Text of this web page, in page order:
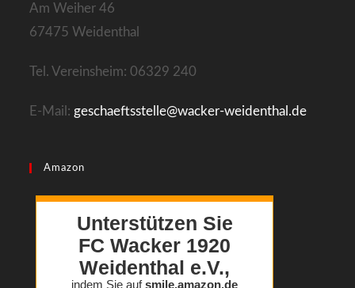
Am Weiher 46
67475 Weidenthal
Tel. Vereinsheim: 06329 240
E-Mail: geschaeftsstelle@wacker-weidenthal.de
Amazon